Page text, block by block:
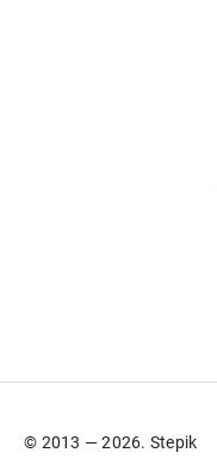
© 2013 — 2026. Stepik